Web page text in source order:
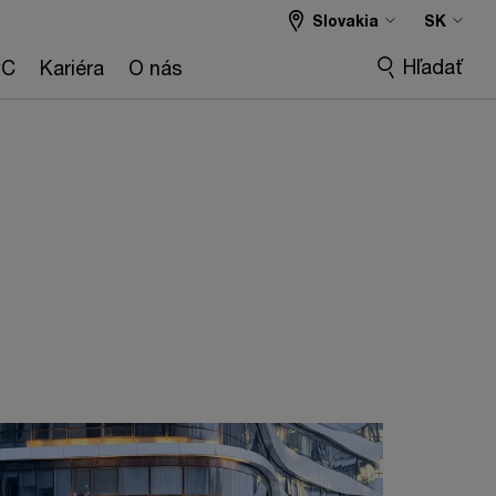
Kariéra O nás
Slovakia SK
Hľadať